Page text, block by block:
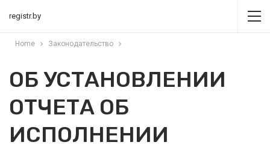
registr.by
Home Законодательство
ОБ УСТАНОВЛЕНИИ
ОТЧЕТА ОБ
ИСПОЛНЕНИИ